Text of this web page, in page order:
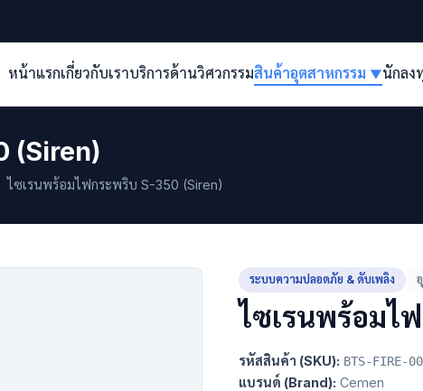
หน้าแรกเกี่ยวกับเราบริการด้านวิศวกรรมสินค้าอุตสาหกรรม ▼นักลง
(Siren)
ไซเรนพร้อมไฟกระพริบ S-350 (Siren)
ระบบความปลอดภัย & ดับเพลิง
ไซเรนพร้อมไ
รหัสสินค้า (SKU): BTS-FIRE-
แบรนด์ (Brand): Cemen